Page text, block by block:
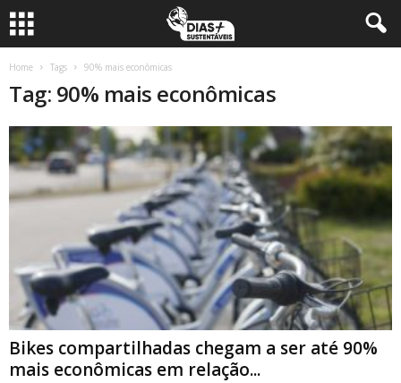
Home Tags 90% mais econômicas
Tag: 90% mais econômicas
Bikes compartilhadas chegam a ser até 90%
mais econômicas em relação...